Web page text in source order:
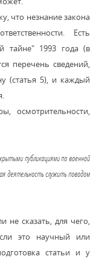
что незнание закона
Есть
тайне" 1993 года (в
перечень сведений,
(статья 5), и каждый
осмотрительности,
публикациями по военной
деятельность служить поводом
не сказать, для чего,
это научный или
статьи и у